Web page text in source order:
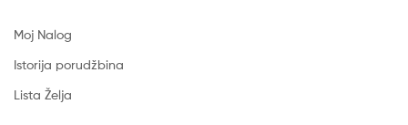
Moj Nalog
Istorija porudžbina
Lista Želja